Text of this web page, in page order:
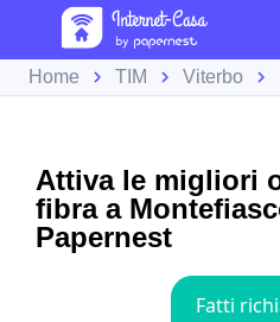
Home TIM Viterbo